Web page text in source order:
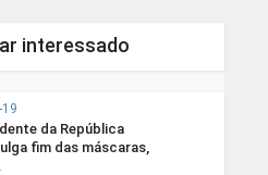
interessado
19
da República
fim das máscaras,